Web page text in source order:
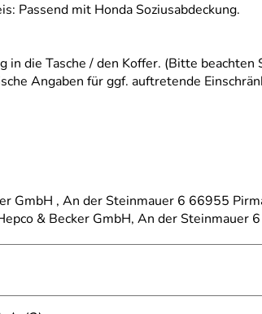
Passend mit Honda Soziusabdeckung.
in die Tasche / den Koffer. (Bitte
Angaben für ggf. auftretende
GmbH , An der Steinmauer 6 66955
& Becker GmbH, An der Steinmauer